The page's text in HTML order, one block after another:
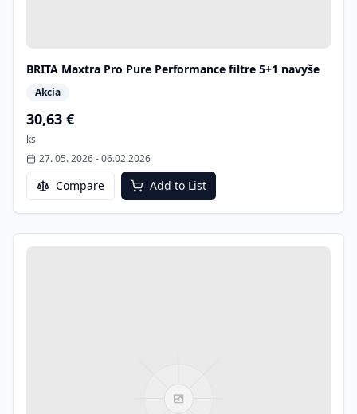
BRITA Maxtra Pro Pure Performance filtre 5+1 navyše
Akcia
30,63 €
ks
27. 05. 2026-06.02.2026
Compare Add to List